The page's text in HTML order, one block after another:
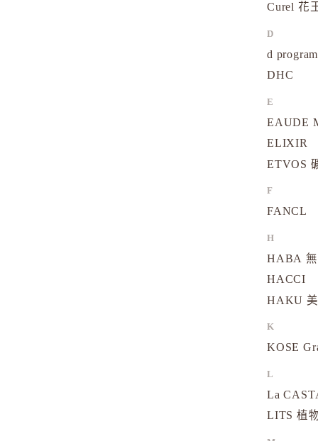
Curel 花
D
d
DHC
E
EAUDE
ELIXIR
ETVOS
F
FANCL
H
HABA
HACCI
HAKU
K
KOSE
L
La
LITS 植